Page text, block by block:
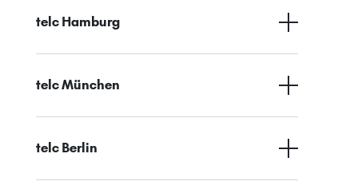
telc Hamburg
telc München
telc Berlin